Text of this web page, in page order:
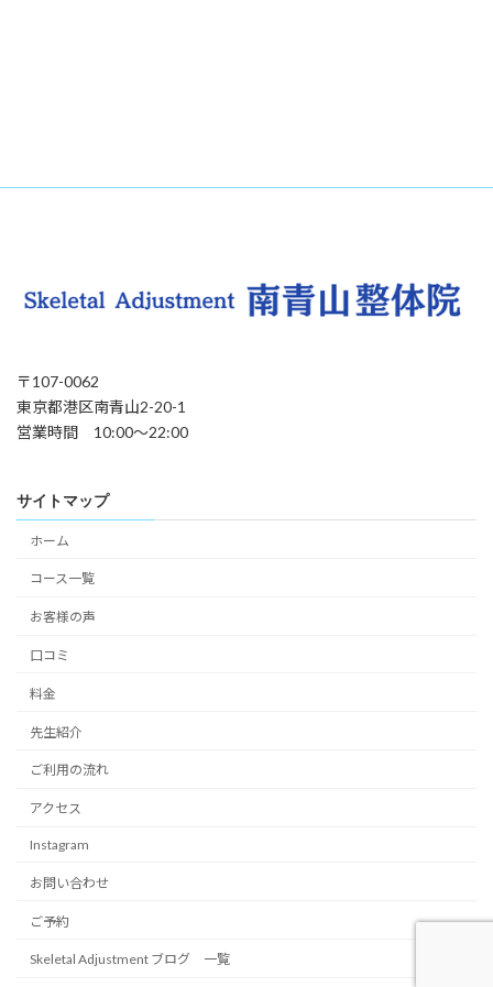
〒107-0062
東京都港区南青山2-20-1
営業時間 10:00〜22:00
サイトマップ
ホーム
コース一覧
お客様の声
口コミ
料金
先生紹介
ご利用の流れ
アクセス
Instagram
お問い合わせ
ご予約
Skeletal Adjustment ブログ 一覧